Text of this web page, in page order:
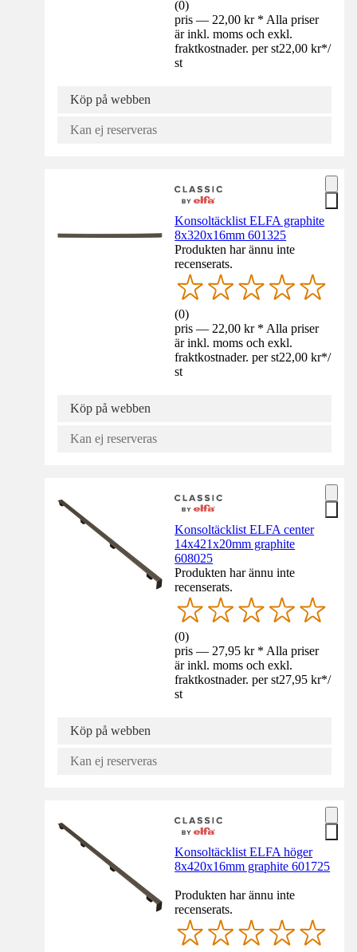
(0)
pris — 22,00 kr * Alla priser
är inkl. moms och exkl.
fraktkostnader. per st22,00 kr*/
st
Köp på webben
Kan ej reserveras
Konsoltäcklist ELFA graphite
8x320x16mm 601325
Produkten har ännu inte
recenserats.
(0)
pris — 22,00 kr * Alla priser
är inkl. moms och exkl.
fraktkostnader. per st22,00 kr*/
st
Köp på webben
Kan ej reserveras
Konsoltäcklist ELFA center
14x421x20mm graphite
608025
Produkten har ännu inte
recenserats.
(0)
pris — 27,95 kr * Alla priser
är inkl. moms och exkl.
fraktkostnader. per st27,95 kr*/
st
Köp på webben
Kan ej reserveras
Konsoltäcklist ELFA höger
8x420x16mm graphite 601725
Produkten har ännu inte
recenserats.